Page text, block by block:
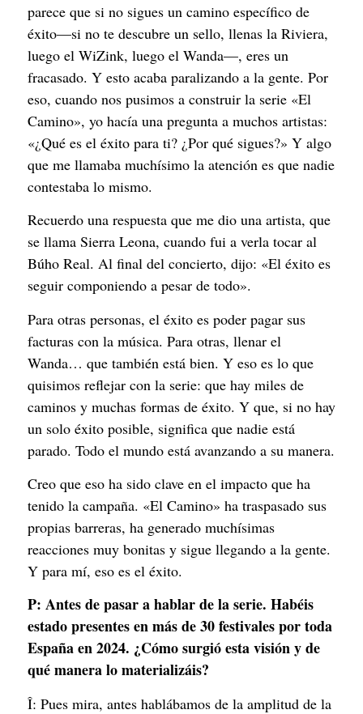
parece que si no sigues un camino específico de
éxito—si no te descubre un sello, llenas la Riviera,
luego el WiZink, luego el Wanda—, eres un
fracasado. Y esto acaba paralizando a la gente. Por
eso, cuando nos pusimos a construir la serie «El
Camino», yo hacía una pregunta a muchos artistas:
«¿Qué es el éxito para ti? ¿Por qué sigues?» Y algo
que me llamaba muchísimo la atención es que nadie
contestaba lo mismo.
Recuerdo una respuesta que me dio una artista, que
se llama Sierra Leona, cuando fui a verla tocar al
Búho Real. Al final del concierto, dijo: «El éxito es
seguir componiendo a pesar de todo».
Para otras personas, el éxito es poder pagar sus
facturas con la música. Para otras, llenar el
Wanda… que también está bien. Y eso es lo que
quisimos reflejar con la serie: que hay miles de
caminos y muchas formas de éxito. Y que, si no hay
un solo éxito posible, significa que nadie está
parado. Todo el mundo está avanzando a su manera.
Creo que eso ha sido clave en el impacto que ha
tenido la campaña. «El Camino» ha traspasado sus
propias barreras, ha generado muchísimas
reacciones muy bonitas y sigue llegando a la gente.
Y para mí, eso es el éxito.
P: Antes de pasar a hablar de la serie. Habéis
estado presentes en más de 30 festivales por toda
España en 2024. ¿Cómo surgió esta visión y de
qué manera lo materializáis?
Î: Pues mira, antes hablábamos de la amplitud de la